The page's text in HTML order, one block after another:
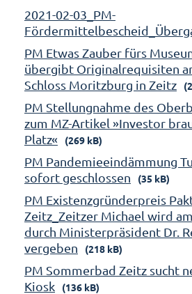
2021-02-03_PM-
PM Etwas Zauber fürs
übergibt Originalrequisiten
Schloss Moritzburg in Zeitz
PM Stellungnahme des
zum MZ-Artikel »Investor
Platz«
(269 kB)
PM Pandemieeindämmung
sofort geschlossen
(35 kB)
PM Existenzgründerpreis
Zeitz_Zeitzer Michael wird
durch Ministerpräsident Dr.
vergeben
(218 kB)
PM Sommerbad Zeitz sucht
Kiosk
(136 kB)